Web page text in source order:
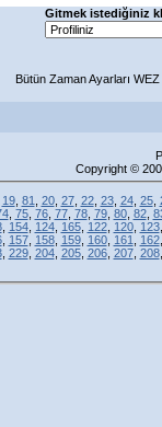
Gitmek istediğiniz
Bütün Zaman Ayarları
Copyright ©
19, 81 20, 27, 22, 23, 24, 25,
, 75, 76, 77, 78, 79, 80, 82,
, 154, 124, 165, 122, 120, 123
, 157, 158, 159, 160, 161 162
, 229, 204, 205, 206, 207, 208